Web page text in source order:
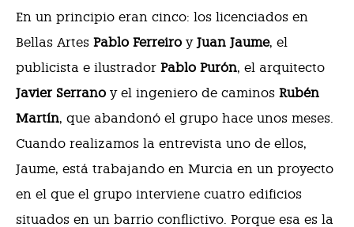
En un principio eran cinco: los licenciados en
Bellas Artes Pablo Ferreiro yJuan Jaume, el
publicista e ilustrador Pablo Purón, el arquitecto
Javier Serrano y el ingeniero de caminos Rubén
Martín, que abandonó el grupo hace unos meses.
Cuando realizamos la entrevista uno de ellos,
Jaume, está trabajando en Murcia en un proyecto
en el que el grupo interviene cuatro edificios
situados en un barrio conflictivo. Porque esa es la